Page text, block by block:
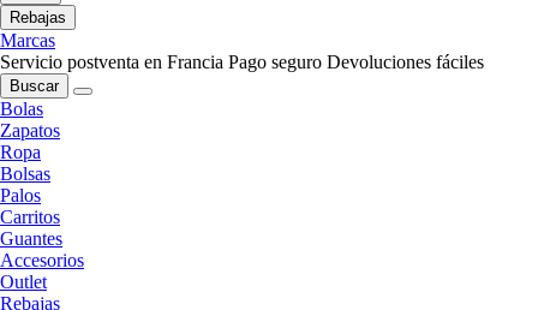
Rebajas
Marcas
Servicio postventa en Francia Pago seguro Devoluciones fáciles
Buscar
Bolas
Zapatos
Ropa
Bolsas
Palos
Carritos
Guantes
Accesorios
Outlet
Rebajas